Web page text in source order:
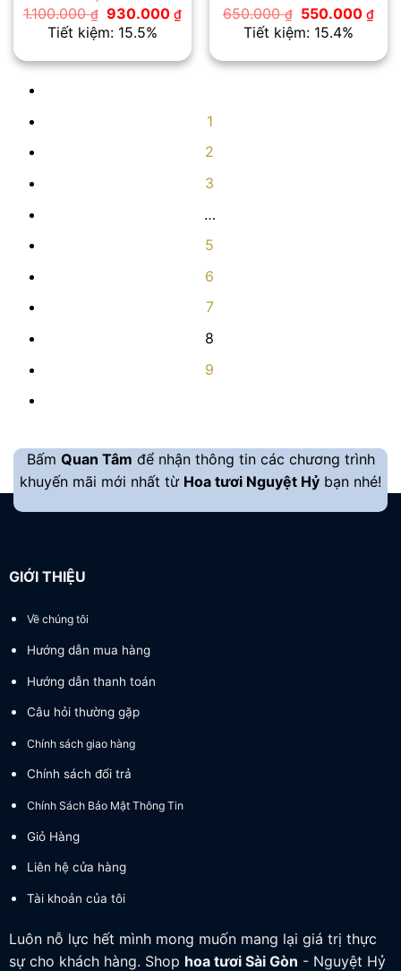
1.100.000₫ Giá
gốc
là:
1.100.000 ₫.
930.000₫Giá
là:
930.000 ₫.
Tiết kiệm: 15.5%
650.000₫
Giá
gốc
là:
550.000₫Giá
là:
Tiết kiệm: 15.4%
1
2
3
…
5
6
7
8
9
Bấm Quan Tâm để nhận thông tin các chương trình
khuyến mãi mới nhất từ Hoa tươi Nguyệt Hỷ bạn nhé!
GIỚI THIỆU
Về chúng tôi
Hướng dẫn mua hàng
Hướng dẫn thanh toán
Câu hỏi thường gặp
Chính sách giao hàng
Chính sách đổi trả
Chính Sách Bảo Mật Thông Tin
Giỏ Hàng
Liên hệ cửa hàng
Tài khoản của tôi
Luôn nỗ lực hết mình mong muốn mang lại giá trị thực
sự cho khách hàng. Shop hoa tươiSài Gòn - Nguyệt Hỷ